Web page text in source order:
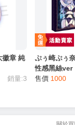
徽章 純
銷量:3
ぷぅ崎ぷぅ
性感黑絲ver
售價 1000